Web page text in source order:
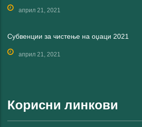
април 21, 2021
Субвенции за чистење на оџаци 2021
април 21, 2021
Корисни линкови